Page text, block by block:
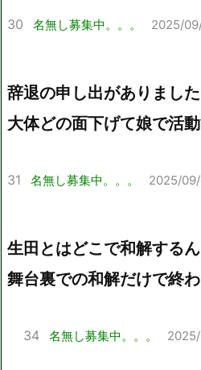
30 名無し募集中。。。 2025/
辞退の申し出がありまし
大体どの面下げて娘で活
31 名無し募集中。。。 2025/
生田とはどこで和解する
舞台裏での和解だけで終
34 名無し募集中。。。